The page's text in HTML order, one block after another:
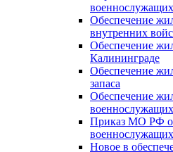
военнослужащих
Обеспечение
внутренних
Обеспечение
Калининграде
Обеспечение
запаса
Обеспечение
военнослужащих
Приказ МО РФ
Новое в